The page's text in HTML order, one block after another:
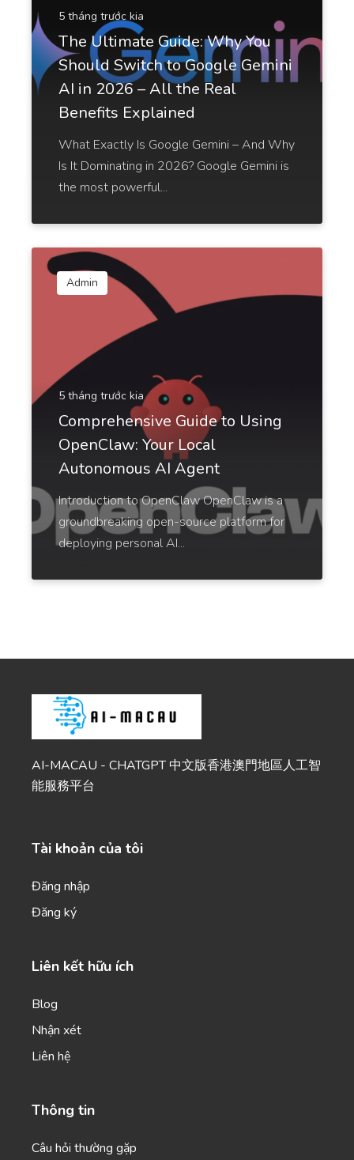
voice sentences into active voice sentences.
A vision that attracts the right people, clients, and
employees.
Company Mission
A clear and concise statement of your company's
Company Bios
Short and sweet company bio that will help you
connect with your target audience.
Email Subject Lines
Powerful email subject lines that increase open
Personalized email outreach to your target
prospects that get better results.
Professional-looking emails that help you engage
leads and customers.
5 tháng trước kia
The Ultimate Guide: Why You
Should Switch to Google Gemini
AI in 2026 – All the Real
Benefits Explained
What Exactly Is Google Gemini – And Why
Is It Dominating in 2026? Google Gemini is
the most powerful...
Admin
5 tháng trước kia
Comprehensive Guide to Using
OpenClaw: Your Local
Autonomous AI Agent
Introduction to OpenClaw OpenClaw is a
groundbreaking open-source platform for
deploying personal AI...
AI-MACAU - CHATGPT 中文版香港澳門地區人工智
能服務平台
Tài khoản của tôi
Đăng nhập
Đăng ký
Liên kết hữu ích
Blog
Nhận xét
Liên hệ
Thông tin
Câu hỏi thường gặp